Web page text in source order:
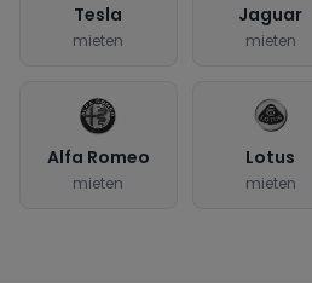
Tesla
mieten
Jaguar
mieten
Alfa Romeo
mieten
Lotus
mieten